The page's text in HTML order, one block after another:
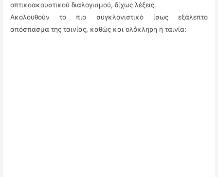
οπτικοακουστικού διαλογισμού, δίχως λέξεις.
Ακολουθούν το πιο συγκλονιστικό ίσως εξάλεπτο
απόσπασμα της ταινίας, καθώς και ολόκληρη η ταινία: